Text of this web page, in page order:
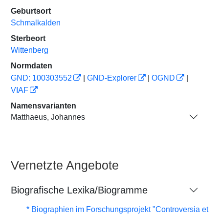
Geburtsort
Schmalkalden
Sterbeort
Wittenberg
Normdaten
GND: 100303552
GND-Explorer OGND
VIAF
Namensvarianten
Matthaeus, Johannes
Vernetzte Angebote
Biografische Lexika/Biogramme
* Biographien im Forschungsprojekt "Controversia et